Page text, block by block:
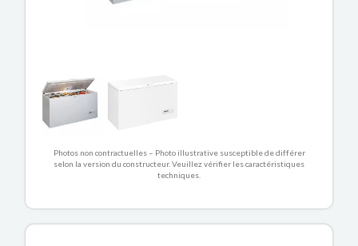
Photos non contractuelles – Photo illustrative susceptible de différer
selon la version du constructeur. Veuillez vérifier les caractéristiques
techniques.